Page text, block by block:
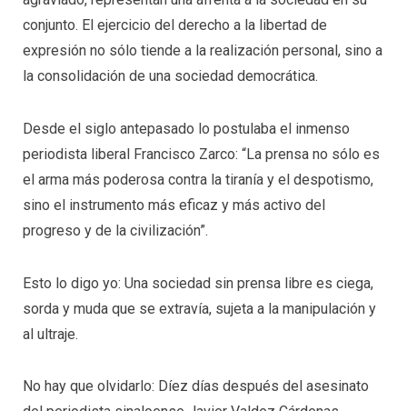
conjunto. El ejercicio del derecho a la libertad de
expresión no sólo tiende a la realización personal, sino a
la consolidación de una sociedad democrática.
Desde el siglo antepasado lo postulaba el inmenso
periodista liberal Francisco Zarco: “La prensa no sólo es
el arma más poderosa contra la tiranía y el despotismo,
sino el instrumento más eficaz y más activo del
progreso y de la civilización”.
Esto lo digo yo: Una sociedad sin prensa libre es ciega,
sorda y muda que se extravía, sujeta a la manipulación y
al ultraje.
No hay que olvidarlo: Díez días después del asesinato